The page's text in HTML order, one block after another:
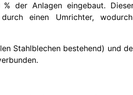
der Anlagen eingebaut.
einen Umrichter,
Stahlblechen bestehend) und